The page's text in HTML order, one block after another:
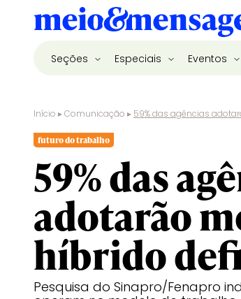
Seções Especiais Eventos
Início ▸Comunicação ▸ 59% das agências
futuro do trabalho
59% das
adotarão
híbrido
Pesquisa do Sinapro/Fenapro